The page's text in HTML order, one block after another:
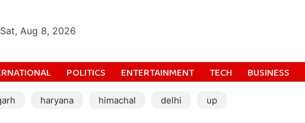
Sat, Aug 8, 2026
POLITICS ENTERTAINMENT TECH BUSINESS
haryana himachal delhi up